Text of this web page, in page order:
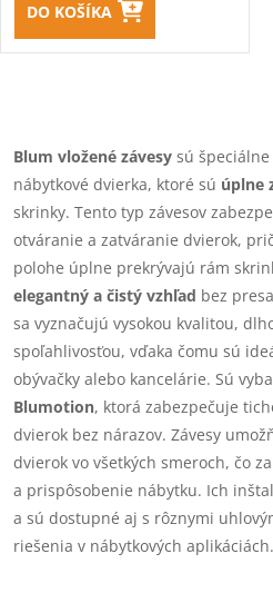
DO KOŠÍKA
v
l
á
d
a
c
i
e
p
r
Blum vložené závesy sú
nábytkové dvierka, ktoré sú úplne
skrinky. Tento typ závesov
otváranie a zatváranie dvierok,
polohe úplne prekrývajú rám
elegantný a čistý vzhľad bez
sa vyznačujú vysokou kvalitou,
spoľahlivosťou, vďaka čomu sú
obývačky alebo kancelárie. Sú
Blumotion, ktorá zabezpečuje
dvierok bez nárazov. Závesy
dvierok vo všetkých smeroch, čo
a prispôsobenie nábytku. Ich
a sú dostupné aj s rôznymi
riešenia v nábytkových aplikáciách.